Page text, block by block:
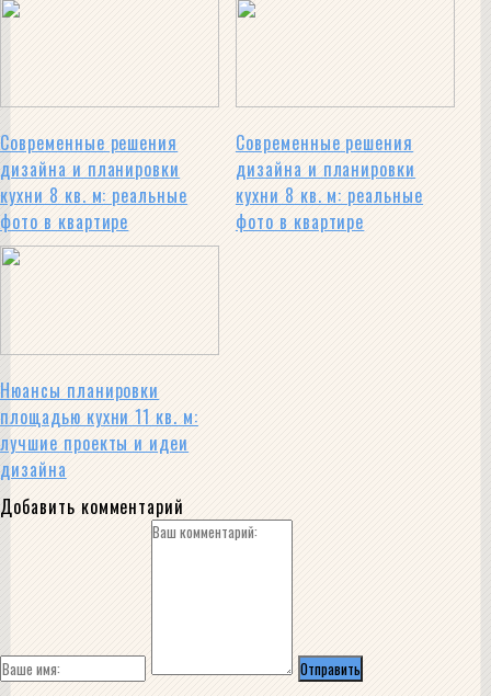
Современные решения
дизайна и планировки
кухни 8 кв. м: реальные
фото в квартире
Современные решения
дизайна и планировки
кухни 8 кв. м: реальные
фото в квартире
Нюансы планировки
площадью кухни 11 кв. м:
лучшие проекты и идеи
дизайна
Добавить комментарий